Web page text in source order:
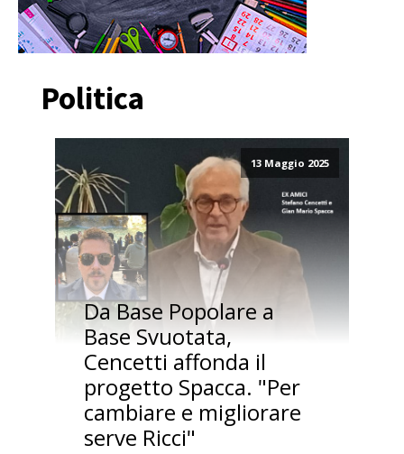
Politica
13 Maggio 2025
Da Base Popolare a
Base Svuotata,
Cencetti affonda il
progetto Spacca. "Per
cambiare e migliorare
serve Ricci"